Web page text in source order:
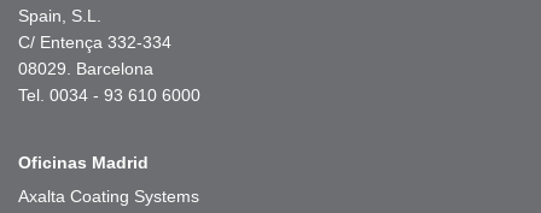
Spain, S.L.
C/ Entença 332-334
08029. Barcelona
Tel. 0034 - 93 610 6000
Oficinas Madrid
Axalta Coating Systems